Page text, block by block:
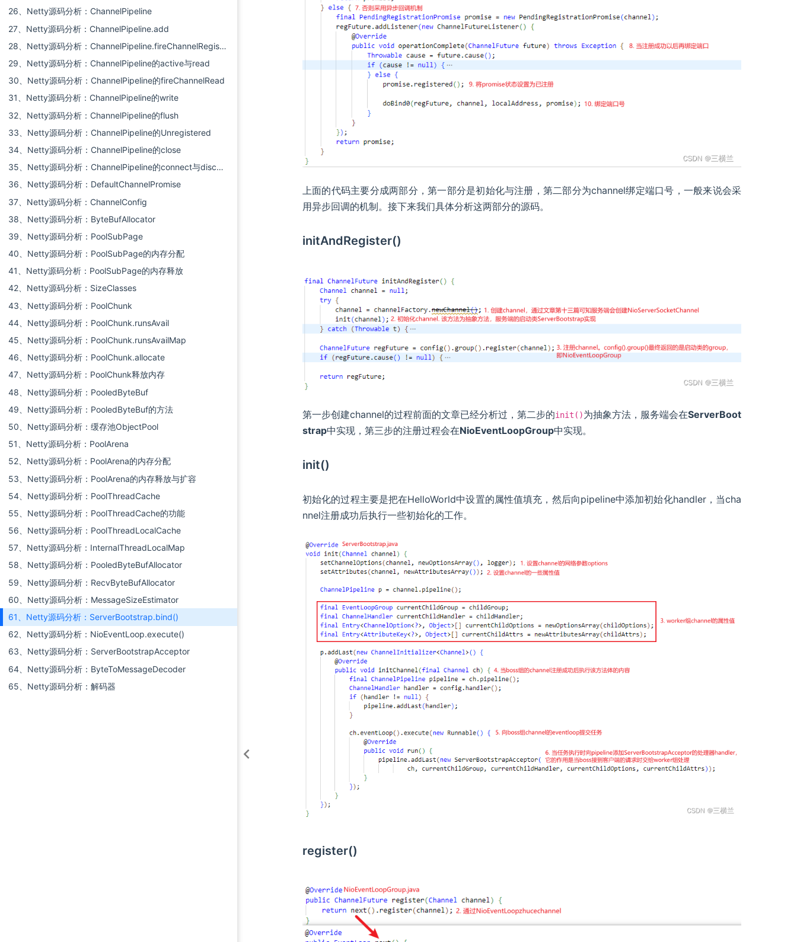
26、Netty源码分析：ChannelPipeline
27、Netty源码分析：ChannelPipeline.add
28、Netty源码分析：ChannelPipeline.fireChannelRegistered与bind
29、Netty源码分析：ChannelPipeline的active与read
30、Netty源码分析：ChannelPipeline的fireChannelRead
31、Netty源码分析：ChannelPipeline的write
32、Netty源码分析：ChannelPipeline的flush
33、Netty源码分析：ChannelPipeline的Unregistered
34、Netty源码分析：ChannelPipeline的close
35、Netty源码分析：ChannelPipeline的connect与disconnect
36、Netty源码分析：DefaultChannelPromise
37、Netty源码分析：ChannelConfig
38、Netty源码分析：ByteBufAllocator
39、Netty源码分析：PoolSubPage
40、Netty源码分析：PoolSubPage的内存分配
41、Netty源码分析：PoolSubPage的内存释放
42、Netty源码分析：SizeClasses
43、Netty源码分析：PoolChunk
44、Netty源码分析：PoolChunk.runsAvail
45、Netty源码分析：PoolChunk.runsAvailMap
46、Netty源码分析：PoolChunk.allocate
47、Netty源码分析：PoolChunk释放内存
48、Netty源码分析：PooledByteBuf
49、Netty源码分析：PooledByteBuf的方法
50、Netty源码分析：缓存池ObjectPool
51、Netty源码分析：PoolArena
52、Netty源码分析：PoolArena的内存分配
53、Netty源码分析：PoolArena的内存释放与扩容
54、Netty源码分析：PoolThreadCache
55、Netty源码分析：PoolThreadCache的功能
56、Netty源码分析：PoolThreadLocalCache
57、Netty源码分析：InternalThreadLocalMap
58、Netty源码分析：PooledByteBufAllocator
59、Netty源码分析：RecvByteBufAllocator
60、Netty源码分析：MessageSizeEstimator
61、Netty源码分析：ServerBootstrap.bind()
62、Netty源码分析：NioEventLoop.execute()
63、Netty源码分析：ServerBootstrapAcceptor
64、Netty源码分析：ByteToMessageDecoder
65、Netty源码分析：解码器
上面的代码主要分成两部分，第一部分是初始化与注册，第二部分为channel绑定端口号，一般来说会采
用异步回调的机制。接下来我们具体分析这两部分的源码。
initAndRegister()
第一步创建channel的过程前面的文章已经分析过，第二步的init()为抽象方法，服务端会在ServerBoot
strap中实现，第三步的注册过程会在NioEventLoopGroup中实现。
init()
初始化的过程主要是把在HelloWorld中设置的属性值填充，然后向pipeline中添加初始化handler，当cha
nnel注册成功后执行一些初始化的工作。
register()